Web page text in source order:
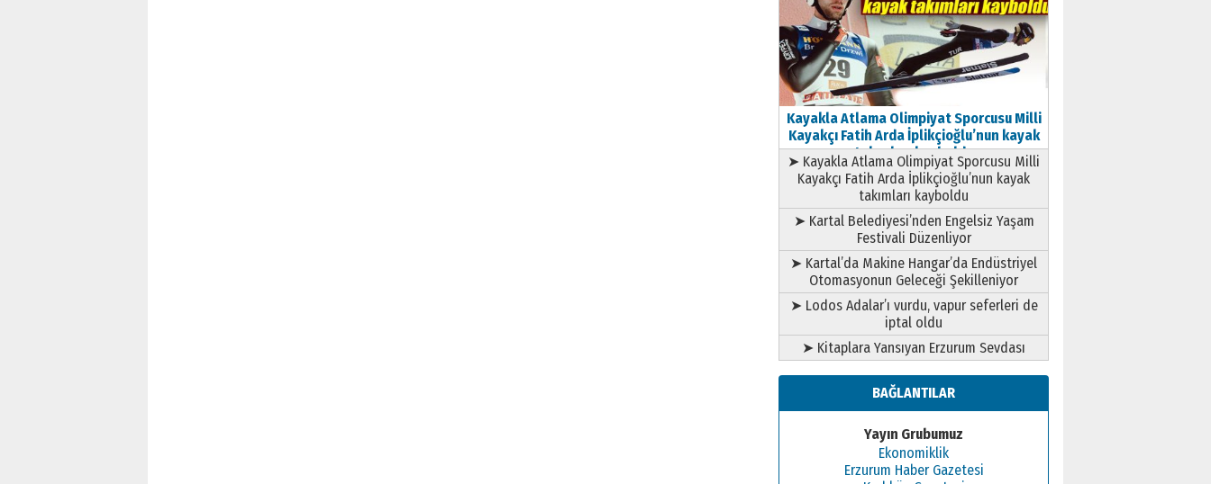
Kayakla Atlama Olimpiyat Sporcusu Milli
Kayakçı Fatih Arda İplikçioğlu’nun kayak
takımları kayboldu
➤ Kayakla Atlama Olimpiyat Sporcusu Milli
Kayakçı Fatih Arda İplikçioğlu’nun kayak
takımları kayboldu
➤ Kartal Belediyesi’nden Engelsiz Yaşam
Festivali Düzenliyor
➤ Kartal’da Makine Hangar’da Endüstriyel
Otomasyonun Geleceği Şekilleniyor
➤ Lodos Adalar’ı vurdu, vapur seferleri de
iptal oldu
➤ Kitaplara Yansıyan Erzurum Sevdası
BAĞLANTILAR
Yayın Grubumuz
Ekonomiklik
Erzurum Haber Gazetesi